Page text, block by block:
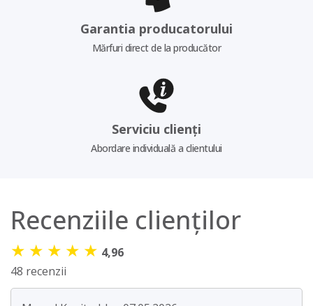
Garantia producatorului
Mărfuri direct de la producător
Serviciu clienți
Abordare individuală a clientului
Recenziile clienților
★ ★ ★ ★ ★ 4,96
48 recenzii